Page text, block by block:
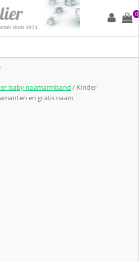
0
leuk ingepakt
baby naamarmband / Kinder
en gratis naam